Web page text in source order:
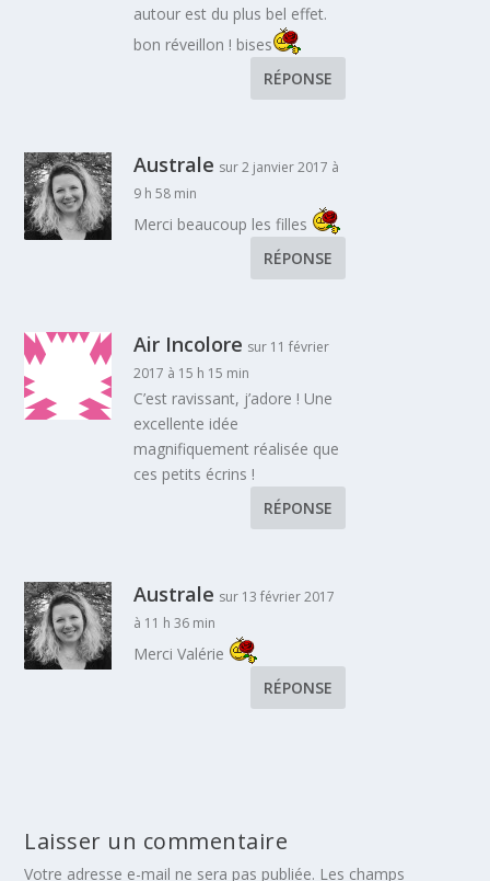
autour est du plus bel effet.
bon réveillon ! bises
RÉPONSE
Australe sur 2 janvier 2017 à
9 h 58 min
Merci beaucoup les filles
RÉPONSE
Air Incolore sur 11 février
2017 à 15 h 15 min
C’est ravissant, j’adore ! Une
excellente idée
magnifiquement réalisée que
ces petits écrins !
RÉPONSE
Australe sur 13 février 2017
à 11 h 36 min
Merci Valérie
RÉPONSE
Laisser un commentaire
Votre adresse e-mail ne sera pas publiée. Les champs